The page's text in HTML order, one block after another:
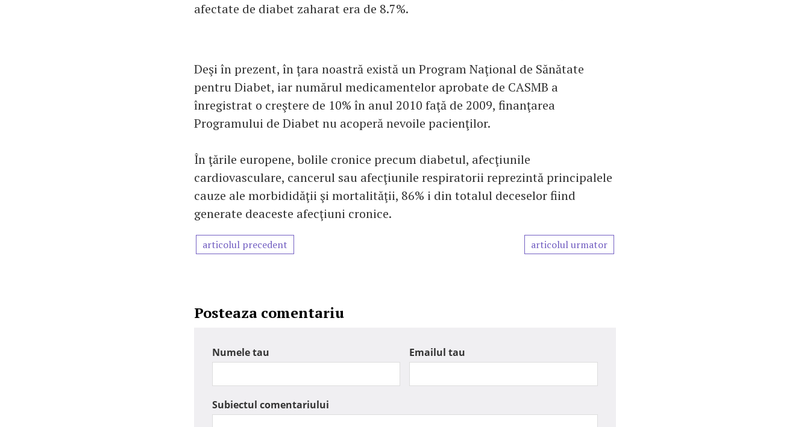
afectate de diabet zaharat era de 8.7%.
Deşi în prezent, în țara noastră există un Program Naţional de Sănătate
pentru Diabet, iar numărul medicamentelor aprobate de CASMB a
înregistrat o creştere de 10% în anul 2010 faţă de 2009, finanţarea
Programului de Diabet nu acoperă nevoile pacienţilor.
În ţările europene, bolile cronice precum diabetul, afecţiunile
cardiovasculare, cancerul sau afecţiunile respiratorii reprezintă principalele
cauze ale morbididăţii şi mortalităţii, 86% i din totalul deceselor fiind
generate deaceste afecţiuni cronice.
articolul precedent articolul urmator
Posteaza comentariu
Numele tau Emailul tau
Subiectul comentariului